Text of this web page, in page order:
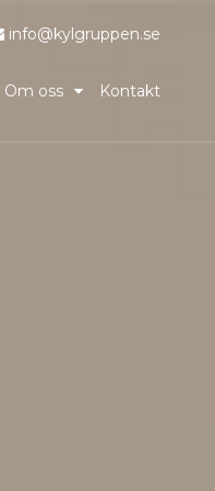
info@kylgruppen.se
Om oss Kontakt